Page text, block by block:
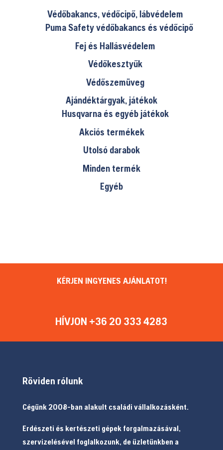
Védőbakancs, védőcipő, lábvédelem
Puma Safety védőbakancs és védőcipő
Fej és Hallásvédelem
Védőkesztyűk
Védőszemüveg
Ajándéktárgyak, játékok
Husqvarna és egyéb játékok
Akciós termékek
Utolsó darabok
Minden termék
Egyéb
KÉRJEN INGYENES AJÁNLATOT!
HÍVJON +36 20 333 4283
Röviden rólunk
Cégünk 2008-ban alakult családi vállalkozásként.
Erdészeti és kertészeti gépek forgalmazásával,
szervizelésével foglalkozunk, de üzletünkben a